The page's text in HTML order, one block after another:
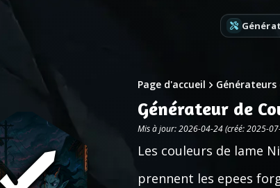
Page d'accueil
Générateur de
Mis à jour: 2026-04-24 (créé: 2025-
Les couleurs de lame
prennent les epees